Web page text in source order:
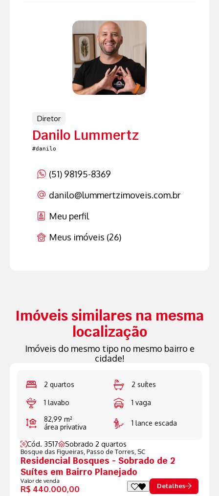
Diretor
Danilo Lummertz
#danilo
(51) 98195-8369
danilo@lummertzimoveis.com.br
Meu perfil
Meus imóveis (26)
Imóveis similares na mesma
localização
Imóveis do mesmo tipo no mesmo bairro e
cidade!
2 suítes
1 vaga
150 m² área total
2 quartos
Passo de Torres, SC
2 Quartos à Venda no
Figueiras
Residencial
Valor de venda
R$